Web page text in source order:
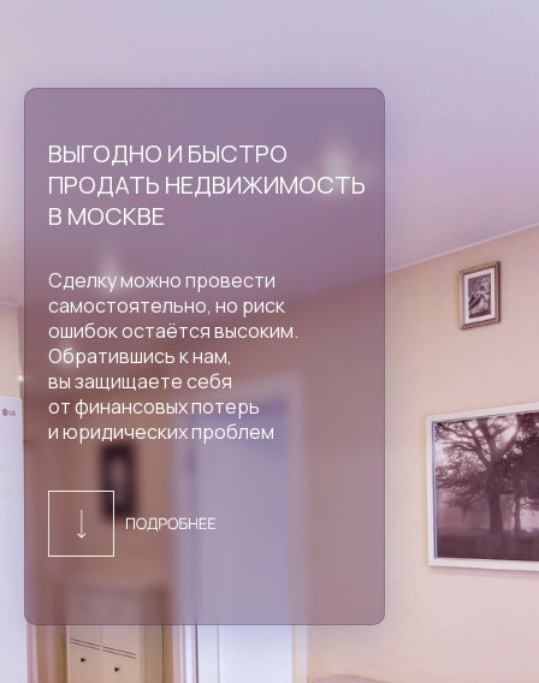
ВЫГОДНО И БЫСТРО
ПРОДАТЬ НЕДВИЖИМОСТЬ
В МОСКВЕ
Сделку можно провести
самостоятельно, но риск
ошибок остаётся высоким.
Обратившись к нам,
вы защищаете себя
от финансовых потерь
и юридических проблем